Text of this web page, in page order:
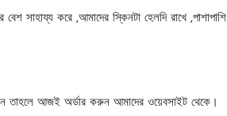
সাহায্য করে ,আমাদের স্কিনটা হেলদি রাখে ,পাশাপাশি
তাহলে আজই অর্ডার করুন আমাদের ওয়েবসাইট থেকে।